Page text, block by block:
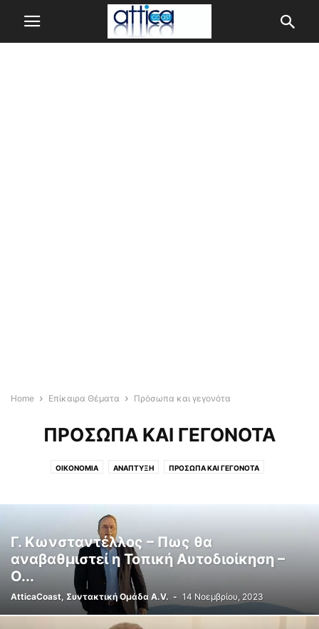
Home Επίκαιρα Θέματα Πρόσωπα και γεγονότα
ΠΡΌΣΩΠΑ ΚΑΙ ΓΕΓΟΝΌΤΑ
ΟΙΚΟΝΟΜΊΑ ΑΝΆΠΤΥΞΗ ΠΡΌΣΩΠΑ ΚΑΙ ΓΕΓΟΝΌΤΑ
Γ. Κωνσταντέλλος – Πως θα
αναβαθμιστεί η Τοπική Αυτοδιοίκηση –
Ο...
AtticaCoast, Συντακτική Ομάδα A.V. - 14 Νοεμβρίου, 2023